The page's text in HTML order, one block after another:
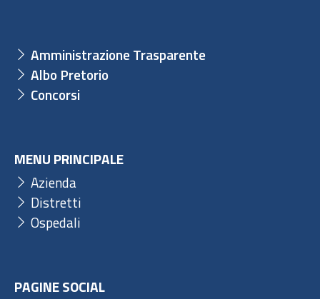
Amministrazione Trasparente
Albo Pretorio
Concorsi
MENU PRINCIPALE
Azienda
Distretti
Ospedali
PAGINE SOCIAL